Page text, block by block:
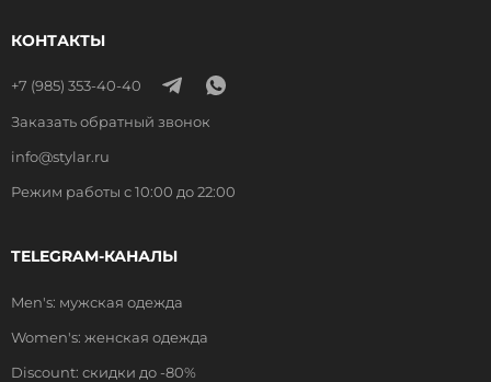
КОНТАКТЫ
+7 (985) 353-40-40
Заказать обратный звонок
info@stylar.ru
Режим работы с 10:00 до 22:00
TELEGRAM-КАНАЛЫ
Men's: мужская одежда
Women's: женская одежда
Discount: скидки до -80%